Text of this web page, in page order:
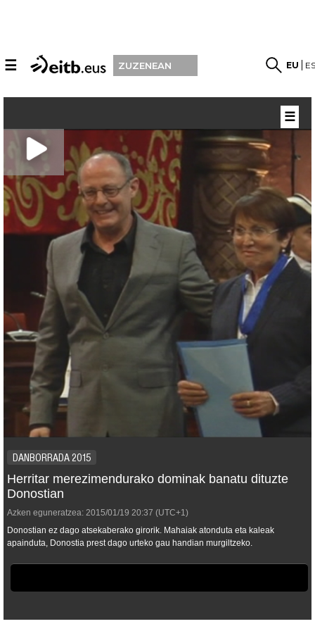
☰ ZUZENEAN EU
DANBORRADA 2015
Herritar merezimendurako dominak banatu dituzte
Donostian
Azken eguneratzea: 2015/01/19 20:37 (UTC+1)
Donostian ez dago atsekaberako girorik. Mahaiak atonduta eta kaleak
apainduta, Donostia prest dago urteko gau handian murgiltzeko.
☰